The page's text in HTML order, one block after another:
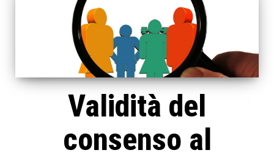
Validità del
consenso al